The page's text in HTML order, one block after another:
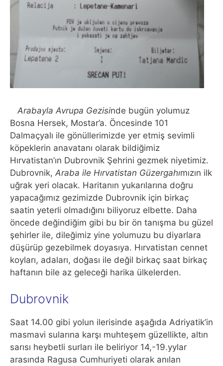
Arabayla Avrupa Gezisinde bugün yolumuz
Bosna Hersek, Mostar’a. Öncesinde 101
Dalmaçyalı ile gönüllerimizde yer etmiş sevimli
köpeklerin anavatanı olarak bildiğimiz
Hırvatistan’ın Dubrovnik Şehrini gezmek niyetimiz.
Dubrovnik, Araba ile Hırvatistan Güzergahımızın ilk
uğrak yeri olacak. Haritanın yukarılarına doğru
yapacağımız gezimizde Dubrovnik için birkaç
saatin yeterli olmadığını biliyoruz elbette. Daha
öncede değindiğim gibi bu bir ön tanışma bu güzel
şehirler ile, dileğimiz yine yolumuzu bu diyarlara
düşürüp gezebilmek doyasıya. Hırvatistan cennet
koyları, adaları, doğası ile değil birkaç saat birkaç
haftanın bile az geleceği harika ülkelerden.
Dubrovnik
Saat 14.00 gibi yolun ilerisinde aşağıda Adriyatik’in
masmavi sularına karşı muhteşem güzellikte, altın
sarısı heybetli surları ile beliriyor 14,-19.yylar
arasında Ragusa Cumhuriyeti olarak anılan